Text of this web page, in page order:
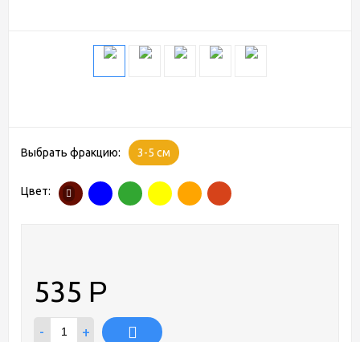
Выбрать фракцию: 3-5 см
Цвет:
535 Р
- +